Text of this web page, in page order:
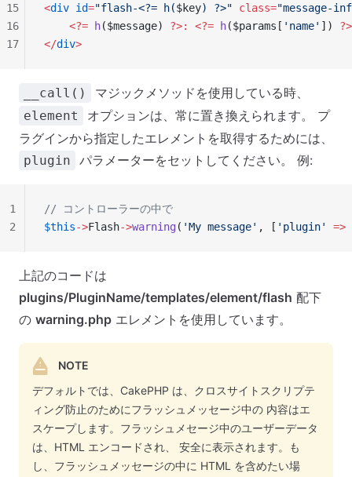
<div id="flash-<?= h($key) ?>" class="message-
    <?=
h($message) ?>: <?= h($params[ 'name' ]) ?>
</div>
15
16
17
__call() マジックメソッドを使用している時、
element
オプションは、常に置き換えられます。 プ
ラグインから指定したエレメントを取得するためには、
plugin パラメーターをセットしてください。 例:
// コントローラーの中で
$this->Flash->warning ( 'My message' , [ 'plugin' =>
1
2
上記のコードは
plugins/PluginName/templates/element/flash 配下
の warning.php エレメントを使用しています。
NOTE
デフォルトでは、CakePHP は、クロスサイトスクリプテ
ィング防止のためにフラッシュメッセージ中の 内容はエ
スケープします。フラッシュメセージ中のユーザーデータ
は、HTML エンコードされ、 安全に表示されます。も
し、フラッシュメッセージの中に HTML を含めたい場